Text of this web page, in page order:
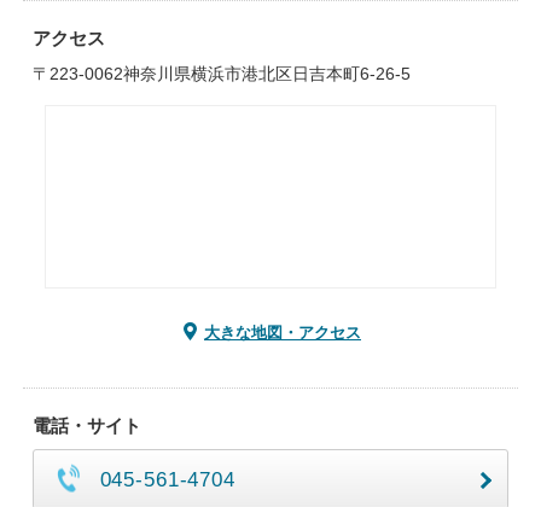
アクセス
〒223-0062神奈川県横浜市港北区日吉本町6-26-5
大きな地図・アクセス
電話・サイト
045-561-4704